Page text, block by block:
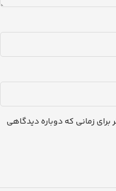
زمانی که دوباره دیدگاهی